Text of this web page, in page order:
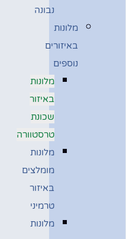
נבונה
מלונות
באיזורים
נוספים
מלונות
באיזור
שכונת
טרסטוורה
מלונות
מומלצים
באיזור
טרמיני
מלונות